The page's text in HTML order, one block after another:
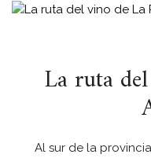
La ruta
Al sur de la